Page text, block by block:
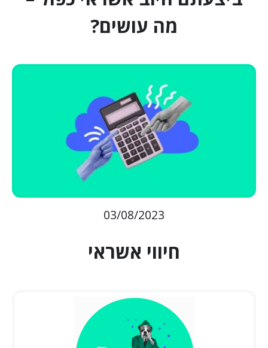
מה עושים?
03/08/2023
חיווי אשראי